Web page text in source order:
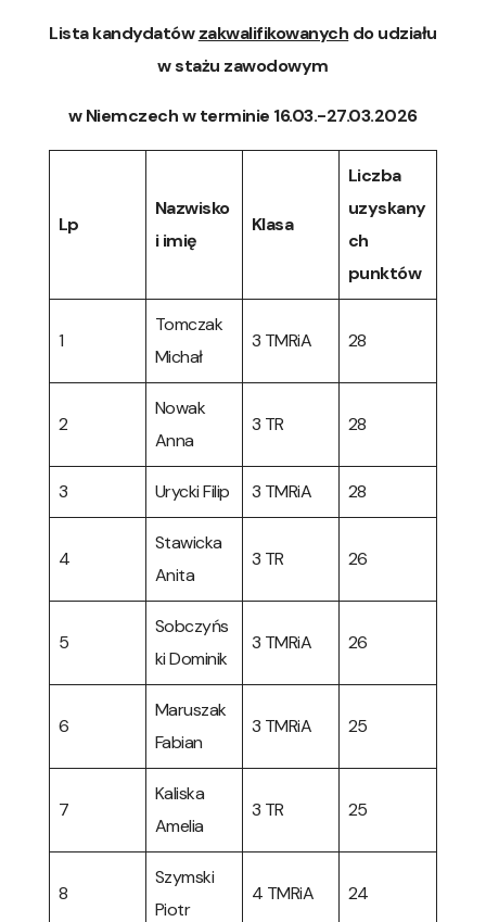
Lista kandydatówzakwalifikowanych do udziału
w stażu zawodowym
w Niemczech w terminie 16.03.-27.03.2026
Lp
Nazwisko
i imię
Klasa
Liczba
uzyskany
ch
punktów
1
Tomczak
Michał
3 TMRiA 28
2
Nowak
Anna
3 TR 28
3 Urycki Filip 3 TMRiA 28
4
Stawicka
Anita
3 TR 26
5
Sobczyńs
ki Dominik
3 TMRiA 26
6
Maruszak
Fabian
3 TMRiA 25
7
Kaliska
Amelia
3 TR 25
8
Szymski
Piotr
4 TMRiA 24